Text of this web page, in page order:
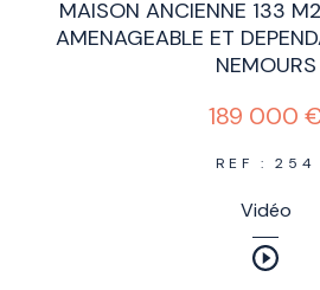
MAISON ANCIENNE 133
AMENAGEABLE ET
NEMOURS
189 000
REF : 254
Vidéo